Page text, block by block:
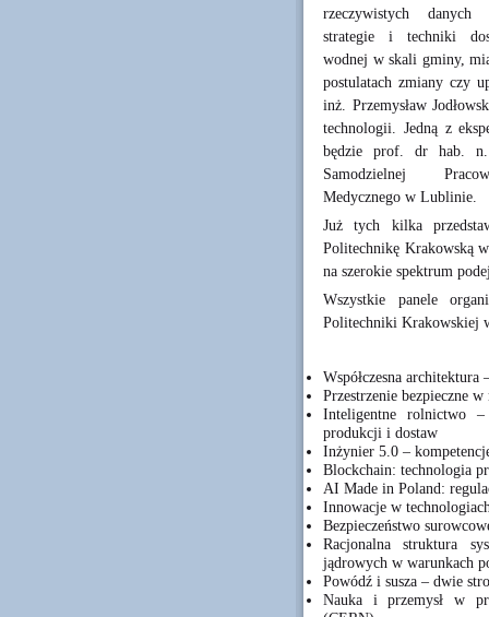
rzeczywistych
strategie i techniki
wodnej w skali gminy,
postulatach zmiany czy
inż. Przemysław
technologii. Jedną z
będzie prof. dr hab.
Samodzielnej
Medycznego w Lublinie.
Już tych kilka
Politechnikę Krakowską
na szerokie spektrum
Wszystkie panele
Politechniki Krakowskiej
Współczesna
Przestrzenie bezpieczne
Inteligentne rolnictwo –
produkcji i dostaw
Inżynier 5.0 –
Blockchain: technologia
AI Made in Poland:
Innowacje w
Bezpieczeństwo
Racjonalna struktura
jądrowych w warunkach
Powódź i susza – dwie
Nauka i przemysł w